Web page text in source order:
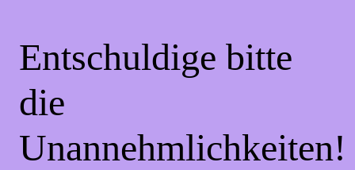
Entschuldige bitte
die
Unannehmlichkeiten!